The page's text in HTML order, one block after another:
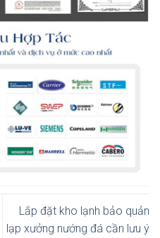
Lắp đặt kho lạnh bảo quản
lạp xưởng nướng đá cần lưu ý